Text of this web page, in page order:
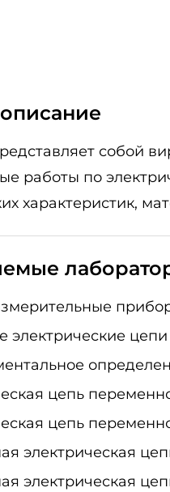
собой
работы по
характеристик,
цепи
цепь
цепь
электрическая
электрическая